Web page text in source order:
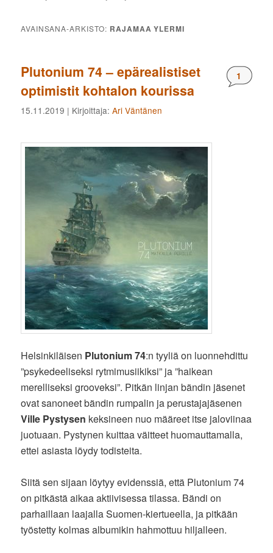
AVAINSANA-ARKISTO: RAJAMAA YLERMI
Plutonium 74 – epärealistiset
optimistit kohtalon kourissa
1
15.11.2019 | Kirjoittaja:Ari Väntänen
Helsinkiläisen Plutonium 74:n tyyliä on luonnehdittu
”psykedeeliseksi rytmimusiikiksi” ja ”haikean
merelliseksi grooveksi”. Pitkän linjan bändin jäsenet
ovat sanoneet bändin rumpalin ja perustajajäsenen
Ville Pystysen keksineen nuo määreet itse jaloviinaa
juotuaan. Pystynen kuittaa väitteet huomauttamalla,
ettei asiasta löydy todisteita.
Siitä sen sijaan löytyy evidenssiä, että Plutonium 74
on pitkästä aikaa aktiivisessa tilassa. Bändi on
parhaillaan laajalla Suomen-kiertueella, ja pitkään
työstetty kolmas albumikin hahmottuu hiljalleen.